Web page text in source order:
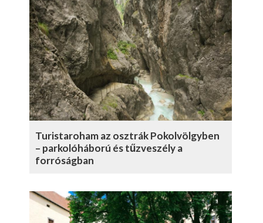
Turistaroham az osztrák Pokolvölgyben
– parkolóháború és tűzveszély a
forróságban